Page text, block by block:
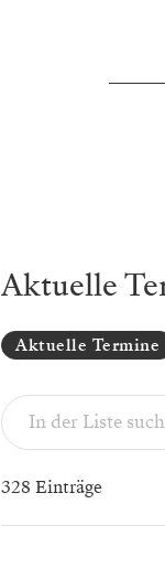
Aktuelle
Aktuelle Termine
328 Einträge